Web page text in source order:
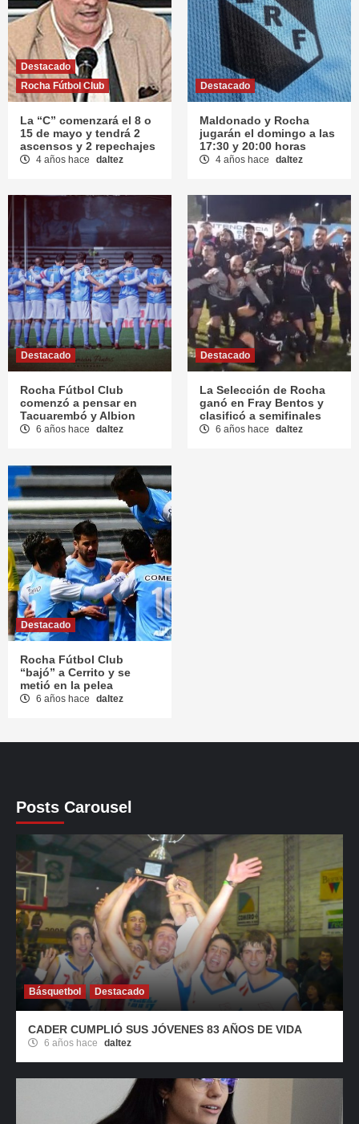
Destacado
Rocha Fútbol Club
La “C” comenzará el 8 o
15 de mayo y tendrá 2
ascensos y 2 repechajes
4 años hace daltez
Destacado
Maldonado y Rocha
jugarán el domingo a las
17:30 y 20:00 horas
4 años hace daltez
Destacado
Rocha Fútbol Club
comenzó a pensar en
Tacuarembó y Albion
6 años hace daltez
Destacado
La Selección de Rocha
ganó en Fray Bentos y
clasificó a semifinales
6 años hace daltez
Destacado
Rocha Fútbol Club
“bajó” a Cerrito y se
metió en la pelea
6 años hace daltez
Posts Carousel
Básquetbol Destacado
CADER CUMPLIÓ SUS JÓVENES 83 AÑOS DE VIDA
6 años hace daltez